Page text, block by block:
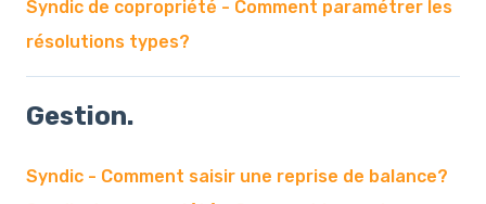
Syndic de copropriété - Comment paramétrer les
résolutions types?
Gestion.
Syndic - Comment saisir une reprise de balance?